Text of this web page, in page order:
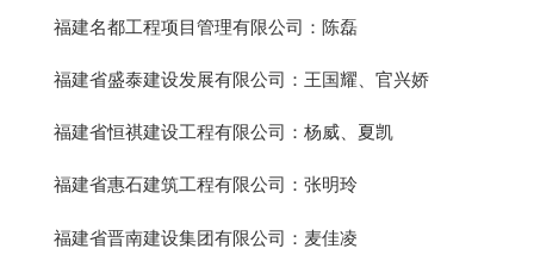
福建名都工程项目管理有限公司：陈磊
福建省盛泰建设发展有限公司：王国耀、官兴娇
福建省恒祺建设工程有限公司：杨威、夏凯
福建省惠石建筑工程有限公司：张明玲
福建省晋南建设集团有限公司：麦佳凌